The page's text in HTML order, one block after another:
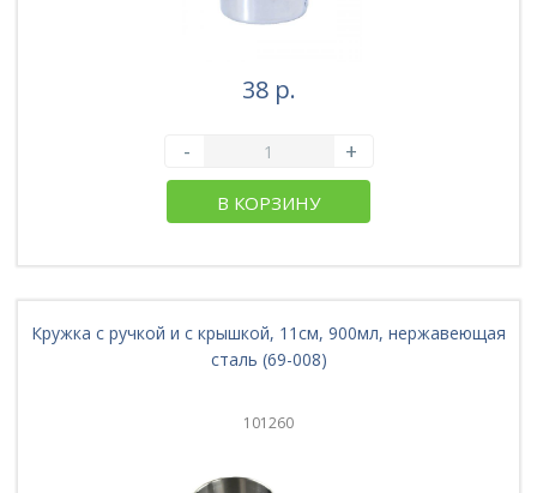
38 р.
- +
В КОРЗИНУ
Кружка с ручкой и с крышкой, 11см, 900мл, нержавеющая
сталь (69-008)
101260